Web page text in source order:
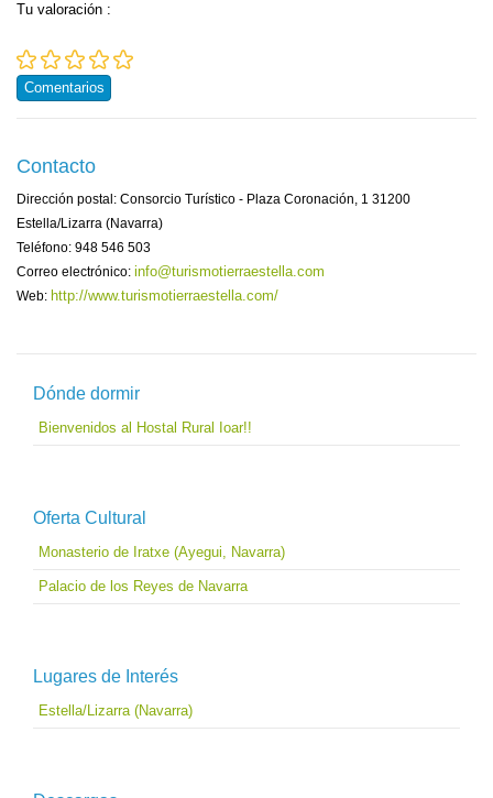
Tu valoración :
Comentarios
Contacto
Dirección postal: Consorcio Turístico - Plaza Coronación, 1 31200
Estella/Lizarra (Navarra)
Teléfono: 948 546 503
Correo electrónico: info@turismotierraestella.com
Web: http://www.turismotierraestella.com/
Dónde dormir
Bienvenidos al Hostal Rural Ioar!!
Oferta Cultural
Monasterio de Iratxe (Ayegui, Navarra)
Palacio de los Reyes de Navarra
Lugares de Interés
Estella/Lizarra (Navarra)